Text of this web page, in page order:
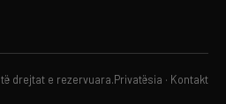
drejtat e rezervuara. Privatësia · Kontakt